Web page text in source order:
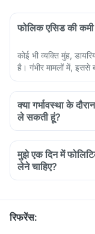
फोलिक एसिड की कमी
कोई भी व्यक्ति मुंह,
है। गंभीर मामलों में, इससे
क्या गर्भावस्था के
ले सकती हूं?
मुझे एक दिन में
लेने चाहिए?
रिफरेंस: